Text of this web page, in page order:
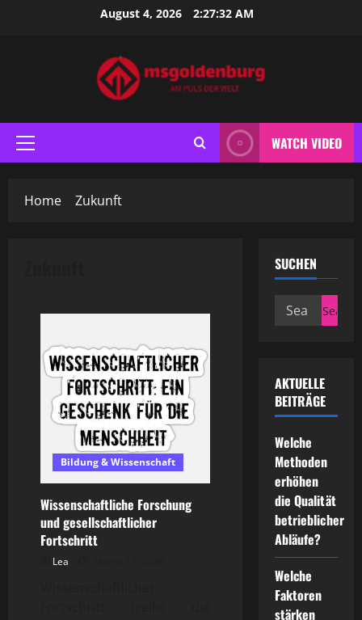
August 4, 2026 2:27:32 AM
Primary
Menu
WATCH VIDEO
Home Zukunft
Bildung & Wissenschaft
Wissenschaftliche Forschung
und gesellschaftlicher
Fortschritt
Lea
SUCHEN
Search
AKTUELLE
BEITRÄGE
Welche
Methoden
erhöhen
die Qualität
betrieblicher
Abläufe?
Welche
Faktoren
stärken